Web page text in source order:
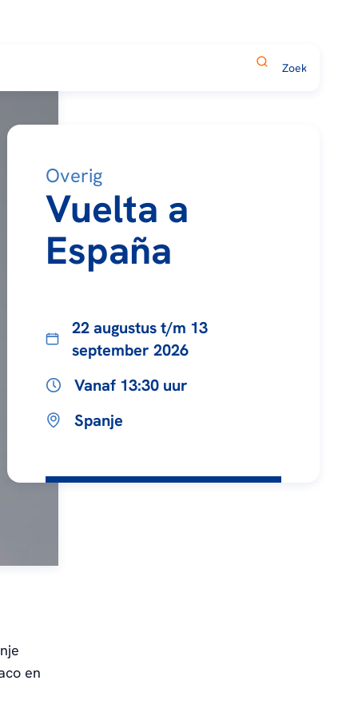
Overig
Vuelta a
España
22 augustus t/m 13
september 2026
Vanaf 13:30 uur
Spanje
en